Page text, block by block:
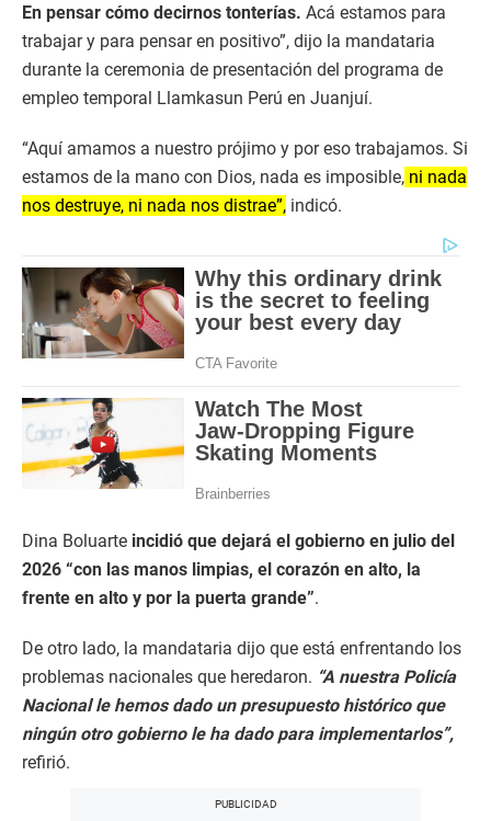
En pensar cómo decirnos tonterías. Acá estamos para
trabajar y para pensar en positivo”, dijo la mandataria
durante la ceremonia de presentación del programa de
empleo temporal Llamkasun Perú en Juanjuí.
“Aquí amamos a nuestro prójimo y por eso trabajamos. Si
estamos de la mano con Dios, nada es imposible, ni nada
nos destruye, ni nada nos distrae”, indicó.
Dina Boluarte incidió que dejará el gobierno en julio del
2026 “con las manos limpias, el corazón en alto, la
frente en alto y por la puerta grande”.
De otro lado, la mandataria dijo que está enfrentando los
problemas nacionales que heredaron. “A nuestra Policía
Nacional le hemos dado un presupuesto histórico que
ningún otro gobierno le ha dado para implementarlos”,
refirió.